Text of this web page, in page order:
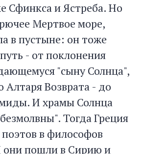
Сфинкса и Ястреба. Но
Мертвое море,
в пустыне: он тоже
- от поклонения
"сыну Солнца",
Алтаря Возврата - до
И храмы Солнца
Тогда Греция
поэтов в философов
они пошли в Сирию и